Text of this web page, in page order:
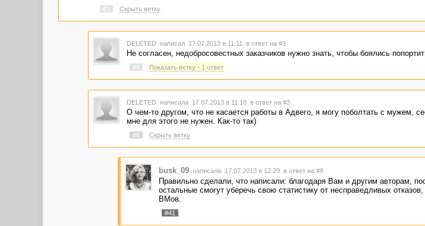
#3 Скрыть ветку
DELETED написал 17.07.2013 в 11:11 в ответ на #3
Не согласен, недобросовестных заказчиков нужно знать, чтобы боялись
#4 Показать ветку - 1 ответ
DELETED написала 17.07.2013 в 11:16 в ответ на #3
О чем-то другом, что не касается работы в Адвего, я могу поболтать с мужем,
мне для этого не нужен. Как-то так)
#8 Скрыть ветку
busk_09 написала 17.07.2013 в 12:29 в ответ на #8
Правильно сделали, что написали: благодаря Вам и другим авторам,
остальные смогут уберечь свою статистику от несправедливых
ВМов.
#41